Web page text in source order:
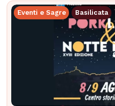
Eventi e Sagre Basilicata